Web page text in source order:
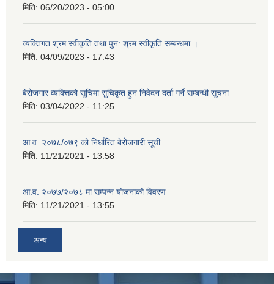
मिति: 06/20/2023 - 05:00
व्यक्तिगत श्रम स्वीकृति तथा पुन: श्रम स्वीकृति सम्बन्धमा ।
मिति: 04/09/2023 - 17:43
बेरोजगार व्यक्त्तिको सूचिमा सुचिकृत हुन निवेदन दर्ता गर्ने सम्बन्धी सूचना
मिति: 03/04/2022 - 11:25
आ.व. २०७८/०७९ को निर्धारित बेरोजगारी सूची
मिति: 11/21/2021 - 13:58
आ.व. २०७७/२०७८ मा सम्पन्न योजनाको विवरण
मिति: 11/21/2021 - 13:55
अन्य